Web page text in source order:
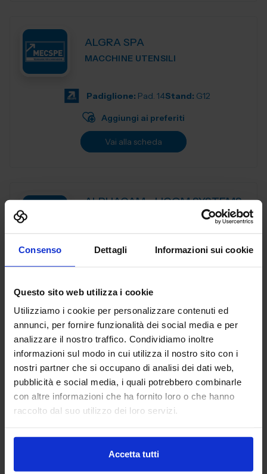
Consenso Dettagli Informazioni sui cookie
Questo sito web utilizza i cookie
Utilizziamo i cookie per personalizzare contenuti ed
annunci, per fornire funzionalità dei social media e per
analizzare il nostro traffico. Condividiamo inoltre
informazioni sul modo in cui utilizza il nostro sito con i
nostri partner che si occupano di analisi dei dati web,
pubblicità e social media, i quali potrebbero combinarle
con altre informazioni che ha fornito loro o che hanno
raccolto dal suo utilizzo dei loro servizi.
Accetta tutti
ALGRA SPA
MACCHINE UTENSILI
Padiglione: Pad. 14Stand: G12
Aggiungi ai preferiti
Vai alla scheda
ALPHACAM - LICOM SYSTEMS
MACCHINE UTENSILI
ALPHACAM è il CAD-CAM distribuito da Licom Systems . E'
macchine utensili siano essi centri di lavoro, pantografi,
Padiglione: Pad. 16Stand: E43
Aggiungi ai preferiti
Vai alla scheda